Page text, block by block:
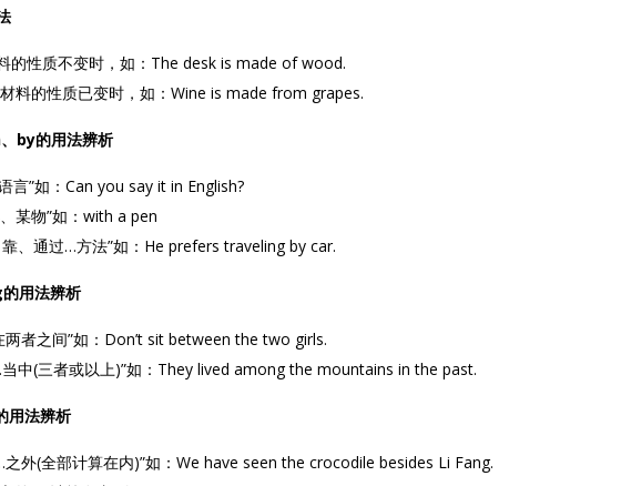
的性质不变时，如：The desk is made of wood.
料的性质已变时，如：Wine is made from grapes.
by的用法辨析
言”如：Can you say it in English?
某物”如：with a pen
、通过…方法”如：He prefers traveling by car.
用法辨析
者之间”如：Don’t sit between the two girls.
中(三者或以上)”如：They lived among the mountains in the past.
法辨析
外(全部计算在内)”如：We have seen the crocodile besides Li Fang.